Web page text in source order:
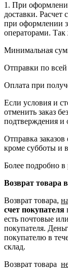
1. При
доставки. Расчет
при оформлении
операторами.
Минимальная
Отправки по всей
Оплата при
Если условия и
отменить заказ
подтверждения и
Отправка
кроме субботы и
Более подробно в
Возврат товара
Возврат товара,
счет покупателя
есть почтовые
покупателя.
покупателю в
склад.
Возврат товара